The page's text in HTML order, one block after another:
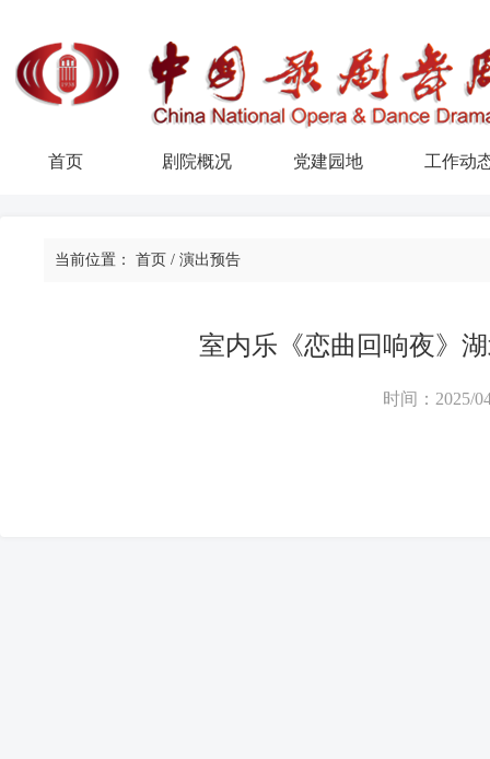
首页 剧院概况 党建园地 工作动
当前位置： 首页 / 演出预告
室内乐《恋曲回响夜》
时间：2025/